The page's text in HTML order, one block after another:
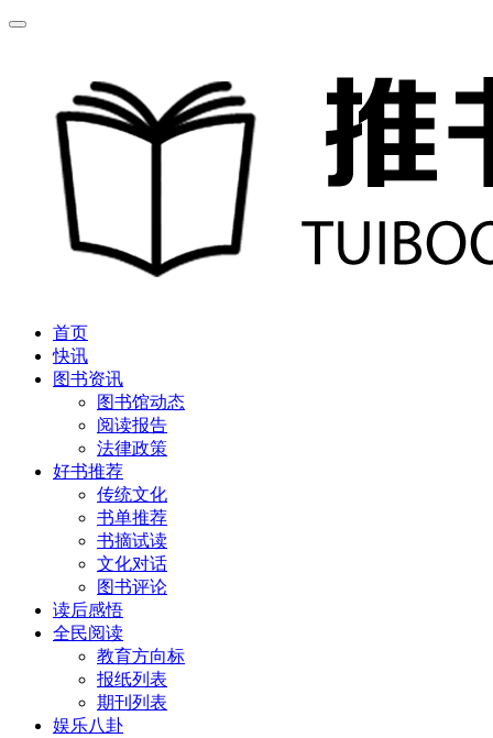
首页
快讯
图书资讯
图书馆动态
阅读报告
法律政策
好书推荐
传统文化
书单推荐
书摘试读
文化对话
图书评论
读后感悟
全民阅读
教育方向标
报纸列表
期刊列表
娱乐八卦